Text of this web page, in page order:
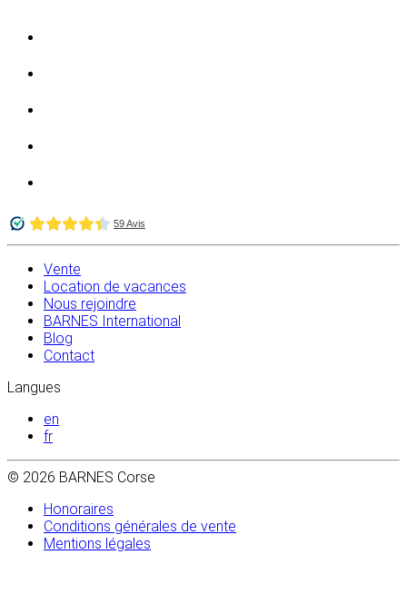
Vente
Location de vacances
Nous rejoindre
BARNES International
Blog
Contact
Langues
en
fr
© 2026 BARNES Corse
Honoraires
Conditions générales de vente
Mentions légales